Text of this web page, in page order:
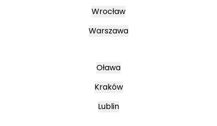
Wrocław
Warszawa
Oława
Kraków
Lublin